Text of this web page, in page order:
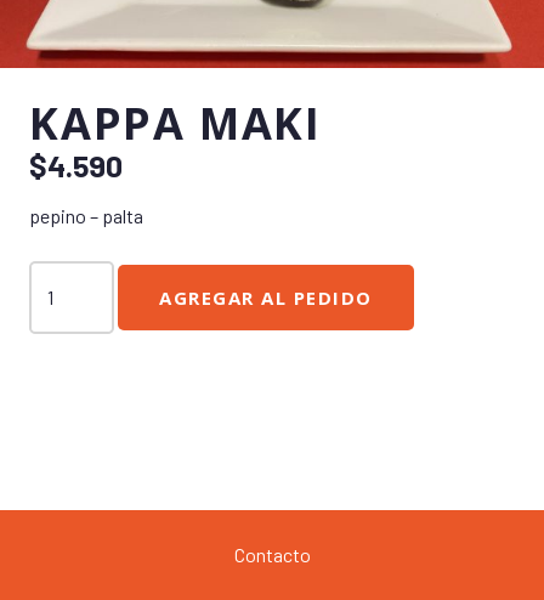
KAPPA MAKI
$4.590
pepino – palta
Maki
cantidad
AGREGAR AL PEDIDO
Contacto